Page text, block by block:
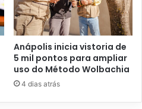
Anápolis inicia vistoria de
5 mil pontos para ampliar
uso do Método Wolbachia
4 dias atrás